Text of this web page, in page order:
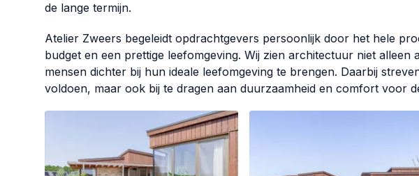
de lange termijn.
Atelier Zweers begeleidt opdrachtgevers persoonlijk door het hele
budget en een prettige leefomgeving. Wij zien architectuur niet
mensen dichter bij hun ideale leefomgeving te brengen. Daarbij
voldoen, maar ook bij te dragen aan duurzaamheid en comfort voor